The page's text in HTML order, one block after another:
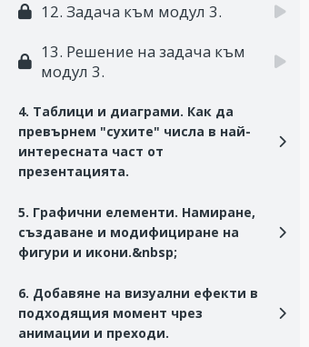
12. Задача към модул 3.
13. Решение на задача към
модул 3.
4. Таблици и диаграми. Как да
превърнем "сухите" числа в най-
интересната част от
презентацията.
5. Графични елементи. Намиране,
създаване и модифициране на
фигури и икони.&nbsp;
6. Добавяне на визуални ефекти в
подходящия момент чрез
анимации и преходи.